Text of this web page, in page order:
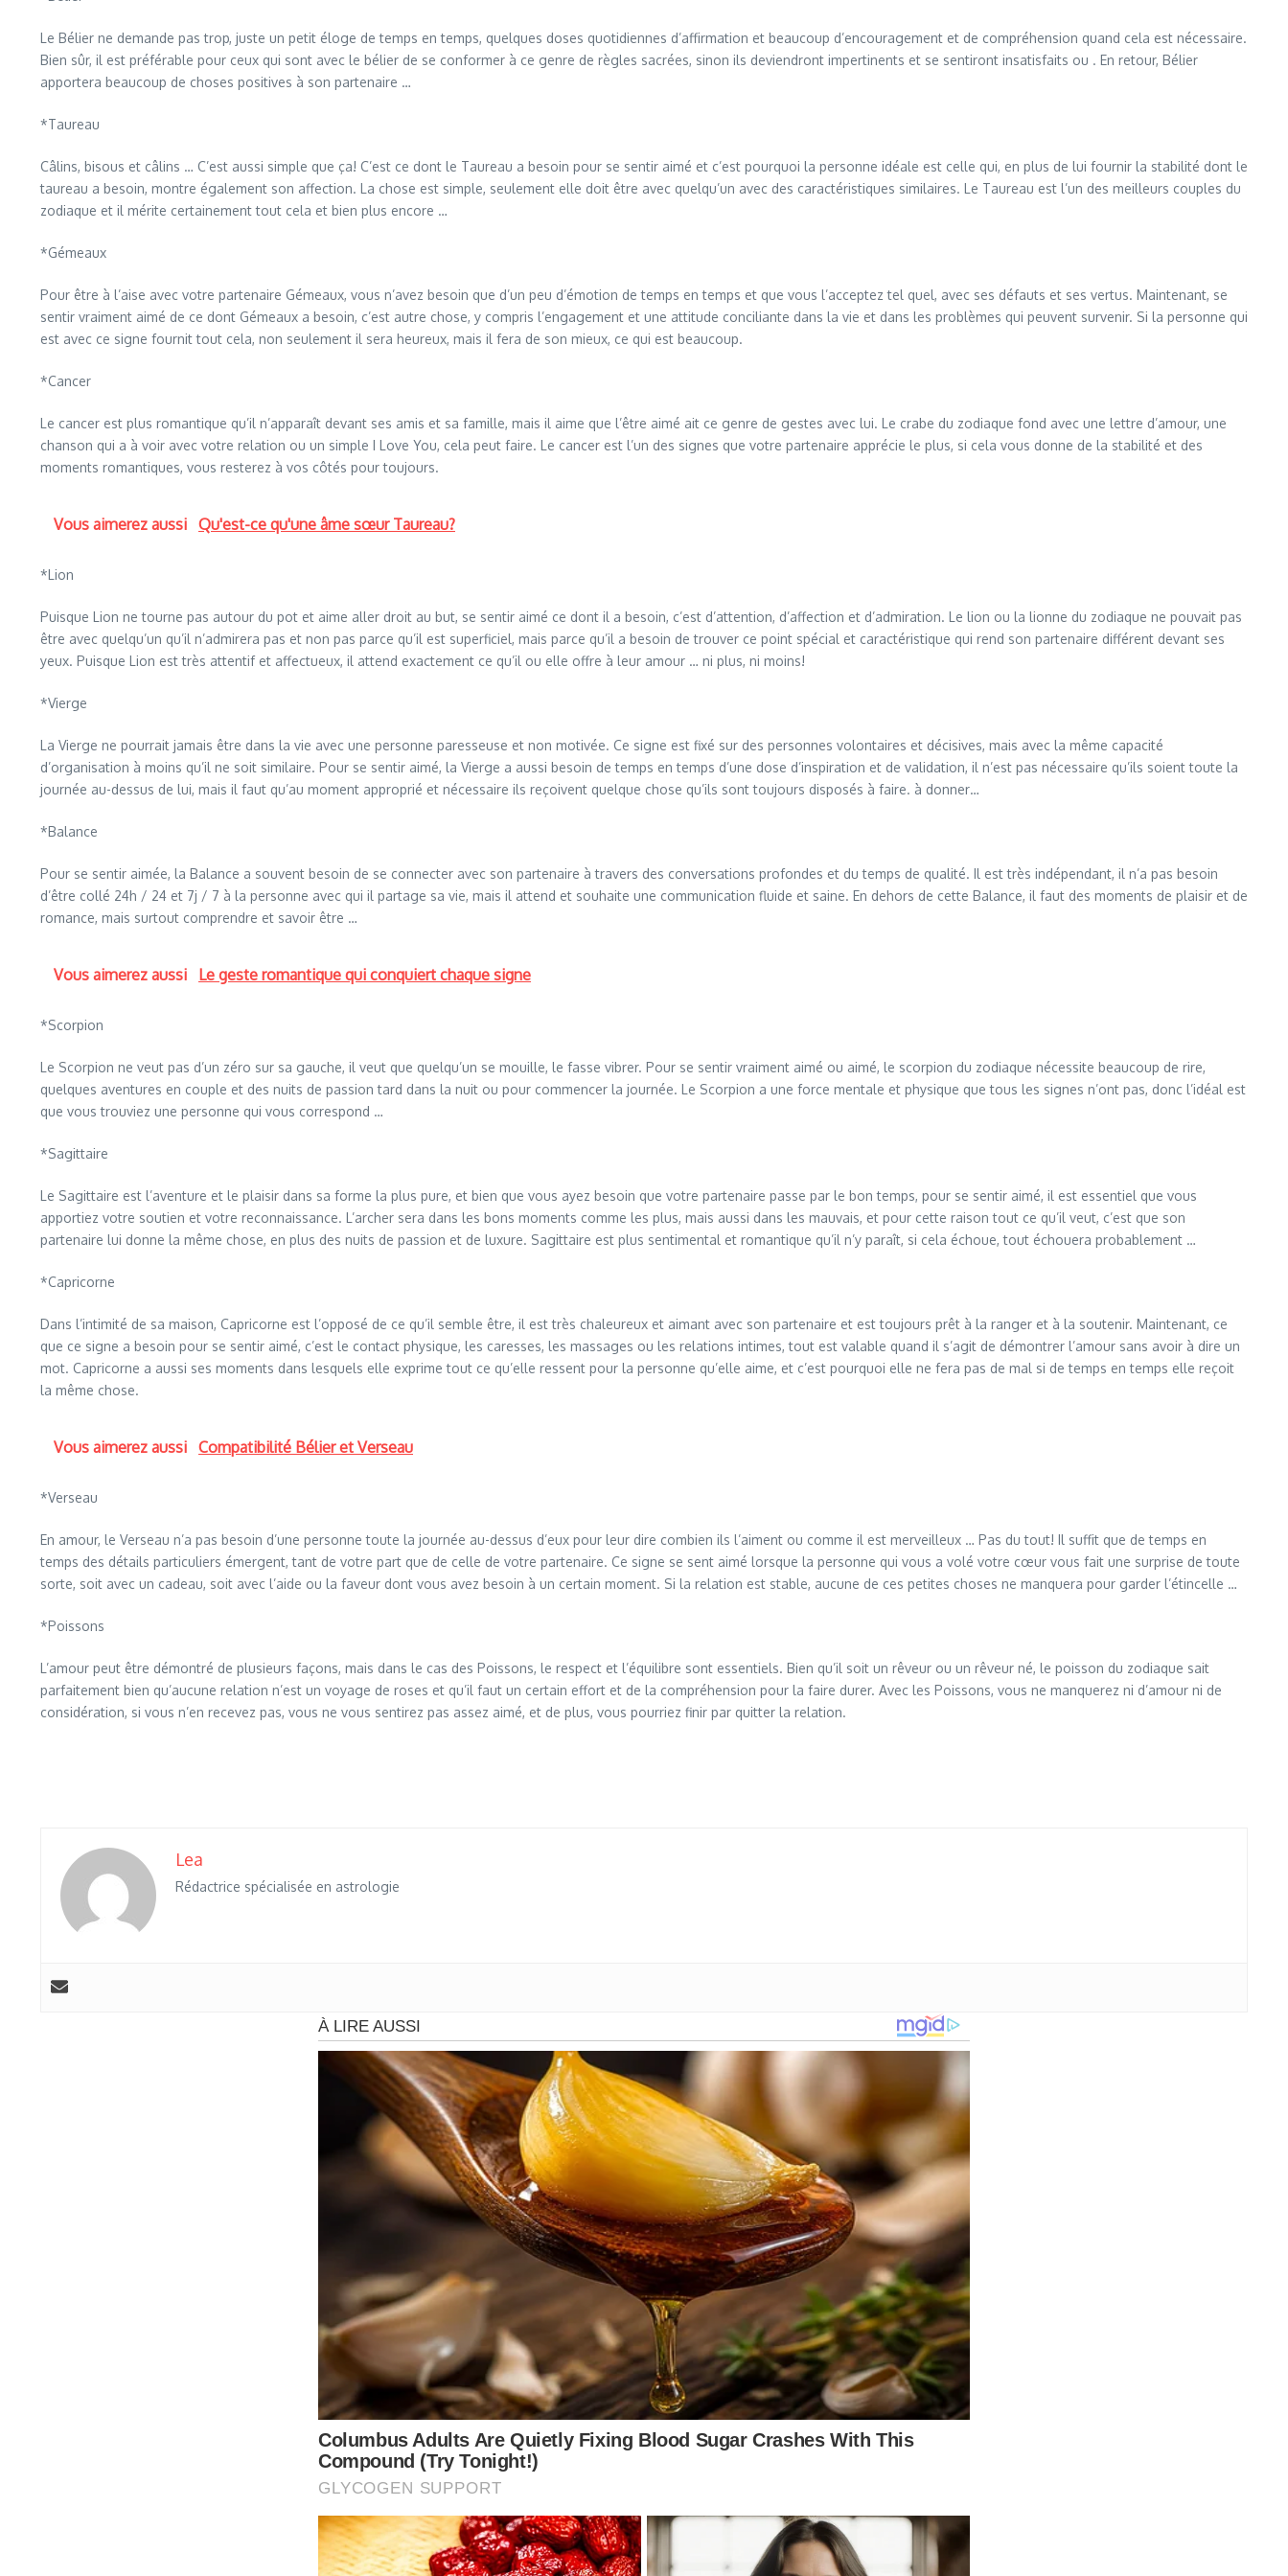
Le Bélier ne demande pas trop, juste un petit éloge de temps en temps, quelques doses quotidiennes d’affirmation et beaucoup d’encouragement et de compréhension quand cela est nécessaire.
Bien sûr, il est préférable pour ceux qui sont avec le bélier de se conformer à ce genre de règles sacrées, sinon ils deviendront impertinents et se sentiront insatisfaits ou . En retour, Bélier
apportera beaucoup de choses positives à son partenaire …
*Taureau
Câlins, bisous et câlins … C’est aussi simple que ça! C’est ce dont le Taureau a besoin pour se sentir aimé et c’est pourquoi la personne idéale est celle qui, en plus de lui fournir la stabilité dont le
taureau a besoin, montre également son affection. La chose est simple, seulement elle doit être avec quelqu’un avec des caractéristiques similaires. Le Taureau est l’un des meilleurs couples du
zodiaque et il mérite certainement tout cela et bien plus encore …
*Gémeaux
Pour être à l’aise avec votre partenaire Gémeaux, vous n’avez besoin que d’un peu d’émotion de temps en temps et que vous l’acceptez tel quel, avec ses défauts et ses vertus. Maintenant, se
sentir vraiment aimé de ce dont Gémeaux a besoin, c’est autre chose, y compris l’engagement et une attitude conciliante dans la vie et dans les problèmes qui peuvent survenir. Si la personne qui
est avec ce signe fournit tout cela, non seulement il sera heureux, mais il fera de son mieux, ce qui est beaucoup.
*Cancer
Le cancer est plus romantique qu’il n’apparaît devant ses amis et sa famille, mais il aime que l’être aimé ait ce genre de gestes avec lui. Le crabe du zodiaque fond avec une lettre d’amour, une
chanson qui a à voir avec votre relation ou un simple I Love You, cela peut faire. Le cancer est l’un des signes que votre partenaire apprécie le plus, si cela vous donne de la stabilité et des
moments romantiques, vous resterez à vos côtés pour toujours.
Vous aimerez aussi Qu'est-ce qu'une âme sœur Taureau?
*Lion
Puisque Lion ne tourne pas autour du pot et aime aller droit au but, se sentir aimé ce dont il a besoin, c’est d’attention, d’affection et d’admiration. Le lion ou la lionne du zodiaque ne pouvait pas
être avec quelqu’un qu’il n’admirera pas et non pas parce qu’il est superficiel, mais parce qu’il a besoin de trouver ce point spécial et caractéristique qui rend son partenaire différent devant ses
yeux. Puisque Lion est très attentif et affectueux, il attend exactement ce qu’il ou elle offre à leur amour … ni plus, ni moins!
*Vierge
La Vierge ne pourrait jamais être dans la vie avec une personne paresseuse et non motivée. Ce signe est fixé sur des personnes volontaires et décisives, mais avec la même capacité
d’organisation à moins qu’il ne soit similaire. Pour se sentir aimé, la Vierge a aussi besoin de temps en temps d’une dose d’inspiration et de validation, il n’est pas nécessaire qu’ils soient toute la
journée au-dessus de lui, mais il faut qu’au moment approprié et nécessaire ils reçoivent quelque chose qu’ils sont toujours disposés à faire. à donner…
*Balance
Pour se sentir aimée, la Balance a souvent besoin de se connecter avec son partenaire à travers des conversations profondes et du temps de qualité. Il est très indépendant, il n’a pas besoin
d’être collé 24h / 24 et 7j / 7 à la personne avec qui il partage sa vie, mais il attend et souhaite une communication fluide et saine. En dehors de cette Balance, il faut des moments de plaisir et de
romance, mais surtout comprendre et savoir être …
Vous aimerez aussi Le geste romantique qui conquiert chaque signe
*Scorpion
Le Scorpion ne veut pas d’un zéro sur sa gauche, il veut que quelqu’un se mouille, le fasse vibrer. Pour se sentir vraiment aimé ou aimé, le scorpion du zodiaque nécessite beaucoup de rire,
quelques aventures en couple et des nuits de passion tard dans la nuit ou pour commencer la journée. Le Scorpion a une force mentale et physique que tous les signes n’ont pas, donc l’idéal est
que vous trouviez une personne qui vous correspond …
*Sagittaire
Le Sagittaire est l’aventure et le plaisir dans sa forme la plus pure, et bien que vous ayez besoin que votre partenaire passe par le bon temps, pour se sentir aimé, il est essentiel que vous
apportiez votre soutien et votre reconnaissance. L’archer sera dans les bons moments comme les plus, mais aussi dans les mauvais, et pour cette raison tout ce qu’il veut, c’est que son
partenaire lui donne la même chose, en plus des nuits de passion et de luxure. Sagittaire est plus sentimental et romantique qu’il n’y paraît, si cela échoue, tout échouera probablement …
*Capricorne
Dans l’intimité de sa maison, Capricorne est l’opposé de ce qu’il semble être, il est très chaleureux et aimant avec son partenaire et est toujours prêt à la ranger et à la soutenir. Maintenant, ce
que ce signe a besoin pour se sentir aimé, c’est le contact physique, les caresses, les massages ou les relations intimes, tout est valable quand il s’agit de démontrer l’amour sans avoir à dire un
mot. Capricorne a aussi ses moments dans lesquels elle exprime tout ce qu’elle ressent pour la personne qu’elle aime, et c’est pourquoi elle ne fera pas de mal si de temps en temps elle reçoit
la même chose.
Vous aimerez aussi Compatibilité Bélier et Verseau
*Verseau
En amour, le Verseau n’a pas besoin d’une personne toute la journée au-dessus d’eux pour leur dire combien ils l’aiment ou comme il est merveilleux … Pas du tout! Il suffit que de temps en
temps des détails particuliers émergent, tant de votre part que de celle de votre partenaire. Ce signe se sent aimé lorsque la personne qui vous a volé votre cœur vous fait une surprise de toute
sorte, soit avec un cadeau, soit avec l’aide ou la faveur dont vous avez besoin à un certain moment. Si la relation est stable, aucune de ces petites choses ne manquera pour garder l’étincelle …
*Poissons
L’amour peut être démontré de plusieurs façons, mais dans le cas des Poissons, le respect et l’équilibre sont essentiels. Bien qu’il soit un rêveur ou un rêveur né, le poisson du zodiaque sait
parfaitement bien qu’aucune relation n’est un voyage de roses et qu’il faut un certain effort et de la compréhension pour la faire durer. Avec les Poissons, vous ne manquerez ni d’amour ni de
considération, si vous n’en recevez pas, vous ne vous sentirez pas assez aimé, et de plus, vous pourriez finir par quitter la relation.
Lea
Rédactrice spécialisée en astrologie